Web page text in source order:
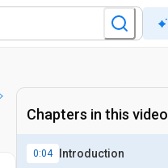
Chapters in this video
0:04 Introduction